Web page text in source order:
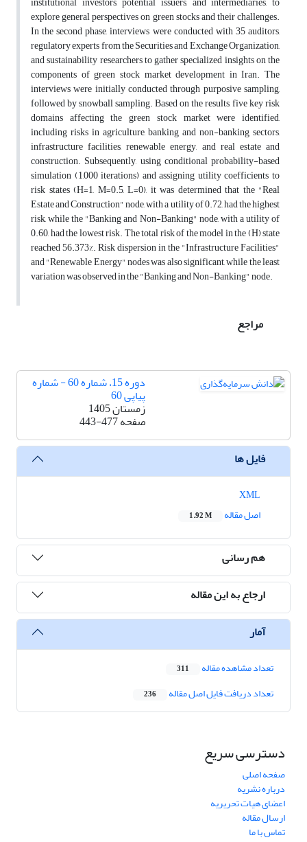
explore general perspectives on green stocks and their challenges.
In the second phase, interviews were conducted with 35 auditors,
regulatory experts from the Securities and Exchange Organization,
and sustainability researchers to gather specialized insights on the
components of green stock market development in Iran. The
interviews were initially conducted through purposive sampling,
followed by snowball sampling. Based on the results, five key risk
domains affecting the green stock market were identified,
including risks in agriculture, banking and non-banking sectors,
infrastructure facilities, renewable energy, and real estate and
construction. Subsequently, using conditional probability-based
simulation (1,000 iterations) and assigning utility coefficients to
risk states (H=1, M=0.5, L=0), it was determined that the "Real
Estate and Construction" node, with a utility of 0.72, had the highest
risk, while the "Banking and Non-Banking" node, with a utility of
0.60, had the lowest risk. The total risk of the model in the (H) state
reached 56.373%. Risk dispersion in the "Infrastructure Facilities"
and "Renewable Energy" nodes was also significant, while the least
variation was observed in the "Banking and Non-Banking" node.
مراجع
دوره 15، شماره 60 - شماره
پیاپی 60
زمستان 1405
صفحه443-477
فایل ها
اصل مقاله
1.92 M
هم رسانی
ارجاع به این مقاله
آمار
تعداد مشاهده مقاله 311
تعداد دریافت فایل اصل مقاله 236
دسترسی سریع
صفحه اصلی
درباره نشریه
اعضای هیات تحریریه
ارسال مقاله
تماس با ما